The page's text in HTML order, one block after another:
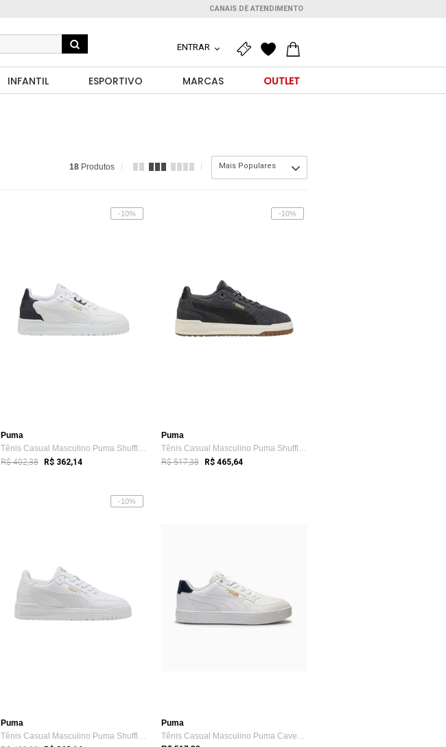
CANAIS DE ATENDIMENTO
ENTRAR
INFANTIL ESPORTIVO MARCAS OUTLET
18 Produtos Mais Populares
-10%
Puma
Tênis Casual Masculino Puma Shuffle Down...
R$ 402,38 R$ 362,14
-10%
Puma
Tênis Casual Masculino Puma Shuffle Down...
R$ 517,38 R$ 465,64
-10%
Puma
Tênis Casual Masculino Puma Shuffle Down...
Puma
Tênis Casual Masculino Puma Caven 2.0 Bdp Branco